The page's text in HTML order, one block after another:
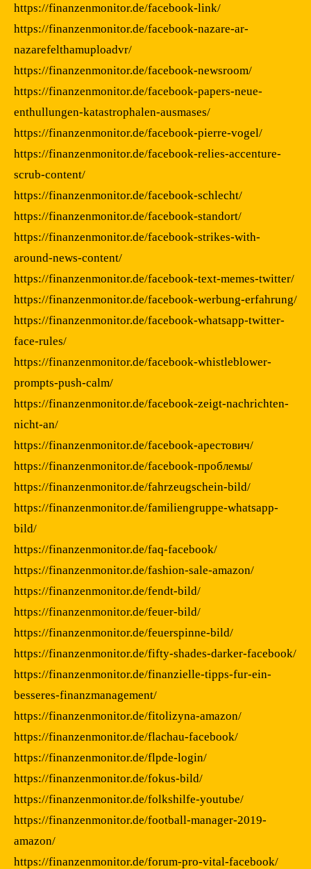
https://finanzenmonitor.de/facebook-link/
https://finanzenmonitor.de/facebook-nazare-ar-
nazarefelthamuploadvr/
https://finanzenmonitor.de/facebook-newsroom/
https://finanzenmonitor.de/facebook-papers-neue-
enthullungen-katastrophalen-ausmases/
https://finanzenmonitor.de/facebook-pierre-vogel/
https://finanzenmonitor.de/facebook-relies-accenture-
scrub-content/
https://finanzenmonitor.de/facebook-schlecht/
https://finanzenmonitor.de/facebook-standort/
https://finanzenmonitor.de/facebook-strikes-with-
around-news-content/
https://finanzenmonitor.de/facebook-text-memes-twitter/
https://finanzenmonitor.de/facebook-werbung-erfahrung/
https://finanzenmonitor.de/facebook-whatsapp-twitter-
face-rules/
https://finanzenmonitor.de/facebook-whistleblower-
prompts-push-calm/
https://finanzenmonitor.de/facebook-zeigt-nachrichten-
nicht-an/
https://finanzenmonitor.de/facebook-арестович/
https://finanzenmonitor.de/facebook-проблемы/
https://finanzenmonitor.de/fahrzeugschein-bild/
https://finanzenmonitor.de/familiengruppe-whatsapp-
bild/
https://finanzenmonitor.de/faq-facebook/
https://finanzenmonitor.de/fashion-sale-amazon/
https://finanzenmonitor.de/fendt-bild/
https://finanzenmonitor.de/feuer-bild/
https://finanzenmonitor.de/feuerspinne-bild/
https://finanzenmonitor.de/fifty-shades-darker-facebook/
https://finanzenmonitor.de/finanzielle-tipps-fur-ein-
besseres-finanzmanagement/
https://finanzenmonitor.de/fitolizyna-amazon/
https://finanzenmonitor.de/flachau-facebook/
https://finanzenmonitor.de/flpde-login/
https://finanzenmonitor.de/fokus-bild/
https://finanzenmonitor.de/folkshilfe-youtube/
https://finanzenmonitor.de/football-manager-2019-
amazon/
https://finanzenmonitor.de/forum-pro-vital-facebook/